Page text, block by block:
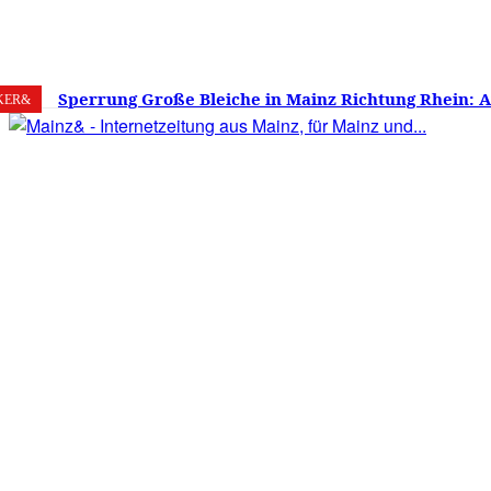
9. August 2026 28.9 Mainz
Sperrung Große Bleiche in Mainz Richtung Rhein:
verwirrt, Mainzer stinksauer – Haben die Mainzer